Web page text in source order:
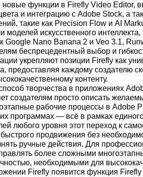
функции в Firefly Video Editor,
и интеграцию с Adobe Stock, а
такие как Precision Flow и AI
моделей искусственного
Google Nano Banana 2 и Veo 3.1,
беспрецедентный выбор и
укрепляют позиции Firefly как
предоставляя каждому создателю
контенту.
творчества в приложениях
создателям просто описать
рабочие процессы в Adobe
программах — всё в рамках
любого уровня этот переход к
продвижения без
ручные действия. Для
более сложными
необходимыми для
Firefly появится функция Firefly